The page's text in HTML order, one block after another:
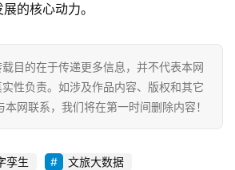
的核心动力。
目的在于传递更多信息，并不代表本网
性负责。如涉及作品内容、版权和其它
网联系，我们将在第一时间删除内容！
孪生
文旅大数据